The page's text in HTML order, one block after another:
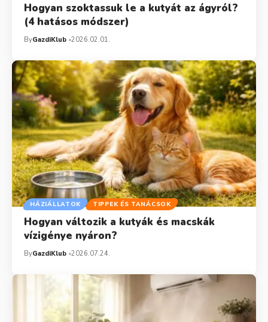
Hogyan szoktassuk le a kutyát az ágyról?
(4 hatásos módszer)
ByGazdiKlub 2026.02.01.
HÁZIÁLLATOK TIPPEK ÉS TANÁCSOK
Hogyan változik a kutyák és macskák
vízigénye nyáron?
ByGazdiKlub 2026.07.24.